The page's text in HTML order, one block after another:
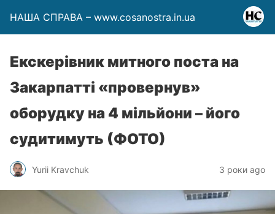
НАША СПРАВА – www.cosanostra.in.ua
Екскерівник митного поста на
Закарпатті «провернув»
оборудку на 4 мільйони – його
судитимуть (ФОТО)
Yurii Kravchuk 3 роки ago